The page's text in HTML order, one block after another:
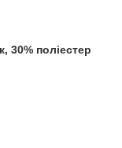
30% поліестер